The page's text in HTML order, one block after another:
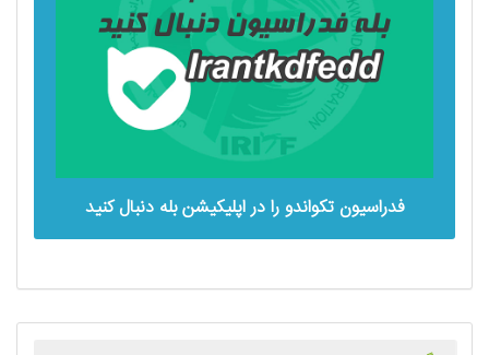
فدراسیون تکواندو را در اپلیکیشن بله دنبال کنید